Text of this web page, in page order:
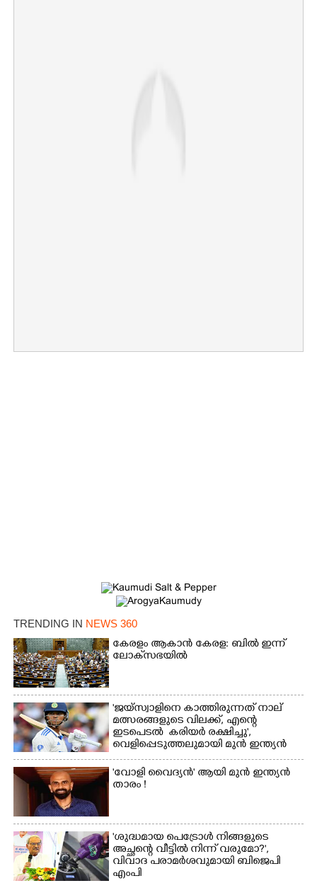
TRENDING IN NEWS 360
കേരളം ആകാൻ കേരള: ബിൽ ഇന്ന്
ലോക്‌സഭയിൽ
'ജയ്സ്വാളിനെ കാത്തിരുന്നത് നാല്
മത്സരങ്ങളുടെ വിലക്ക്, എന്റെ
ഇടപെടൽ കരിയർ രക്ഷിച്ചു',​
വെളിപ്പെടുത്തലുമായി മുൻ ഇന്ത്യൻ
ക്യാപ്‌ടൻ
'വോളി വൈദ്യൻ' ആയി മുൻ ഇന്ത്യൻ
താരം !
'ശുദ്ധമായ പെട്രോൾ നിങ്ങളുടെ
അച്ഛന്റെ വീട്ടിൽ നിന്ന് വരുമോ?',
വിവാദ പരാമർശവുമായി ബിജെപി
എംപി